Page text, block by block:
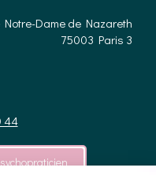
Notre-Dame de Nazareth
75003 Paris 3
44